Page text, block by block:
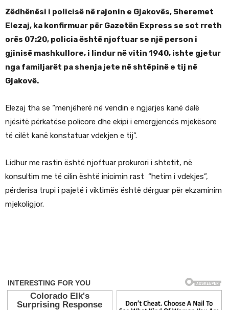
Zëdhënësi i policisë në rajonin e Gjakovës, Sheremet
Elezaj, ka konfirmuar për Gazetën Express se sot rreth
orës 07:20, policia është njoftuar se një person i
gjinisë mashkullore, i lindur në vitin 1940, ishte gjetur
nga familjarët pa shenja jete në shtëpinë e tij në
Gjakovë.
Elezaj tha se “menjëherë në vendin e ngjarjes kanë dalë
njësitë përkatëse policore dhe ekipi i emergjencës mjekësore
të cilët kanë konstatuar vdekjen e tij”.
Lidhur me rastin është njoftuar prokurori i shtetit, në
konsultim me të cilin është inicimin rast “hetim i vdekjes”,
përderisa trupi i pajetë i viktimës është dërguar për ekzaminim
mjekoligjor.